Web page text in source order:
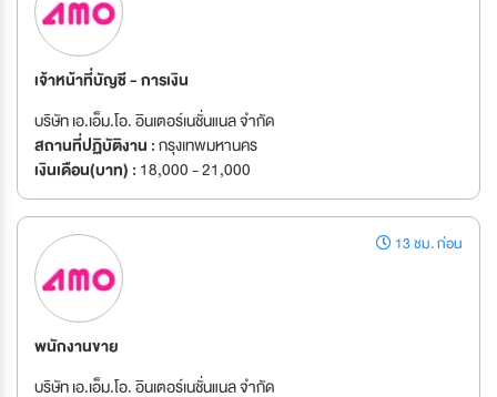
เจ้าหน้าที่บัญชี - การเงิน
บริษัท เอ.เอ็ม.โอ. อินเตอร์เนชั่นแนล จำกัด
สถานที่ปฏิบัติงาน :กรุงเทพมหานคร
เงินเดือน(บาท) : 18,000 - 21,000
13 ชม. ก่อน
พนักงานขาย
บริษัท เอ.เอ็ม.โอ. อินเตอร์เนชั่นแนล จำกัด